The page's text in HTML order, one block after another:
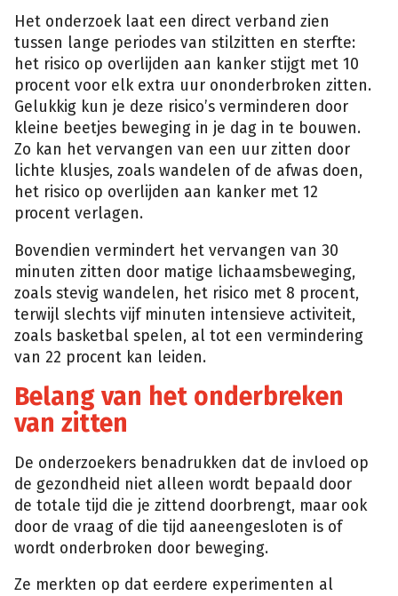
Het onderzoek laat een direct verband zien
tussen lange periodes van stilzitten en sterfte:
het risico op overlijden aan kanker stijgt met 10
procent voor elk extra uur ononderbroken zitten.
Gelukkig kun je deze risico’s verminderen door
kleine beetjes beweging in je dag in te bouwen.
Zo kan het vervangen van een uur zitten door
lichte klusjes, zoals wandelen of de afwas doen,
het risico op overlijden aan kanker met 12
procent verlagen.
Bovendien vermindert het vervangen van 30
minuten zitten door matige lichaamsbeweging,
zoals stevig wandelen, het risico met 8 procent,
terwijl slechts vijf minuten intensieve activiteit,
zoals basketbal spelen, al tot een vermindering
van 22 procent kan leiden.
Belang van het onderbreken
van zitten
De onderzoekers benadrukken dat de invloed op
de gezondheid niet alleen wordt bepaald door
de totale tijd die je zittend doorbrengt, maar ook
door de vraag of die tijd aaneengesloten is of
wordt onderbroken door beweging.
Ze merkten op dat eerdere experimenten al